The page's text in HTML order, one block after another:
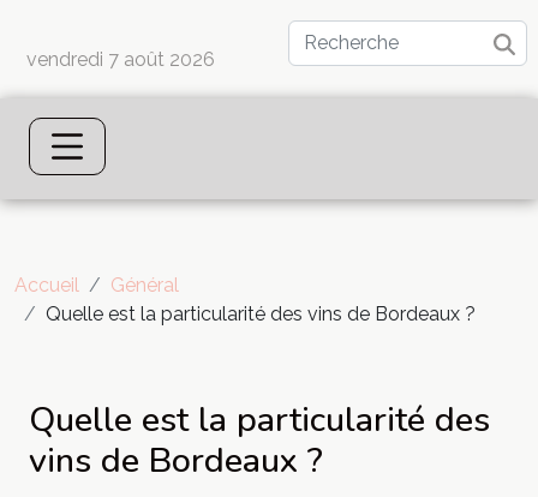
vendredi 7 août 2026
Accueil
Général
Quelle est la particularité des vins de Bordeaux ?
Quelle est la particularité des
vins de Bordeaux ?